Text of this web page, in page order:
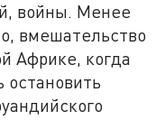
войны. Менее
вмешательство
Африке, когда
остановить